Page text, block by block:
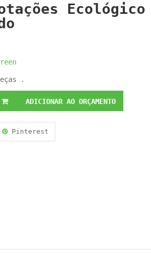
Ecológico
.
ADICIONAR AO ORÇAMENTO
Pinterest